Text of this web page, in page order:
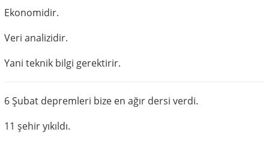
Ekonomidir.
Veri analizidir.
Yani teknik bilgi gerektirir.
6 Şubat depremleri bize en ağır dersi verdi.
11 şehir yıkıldı.